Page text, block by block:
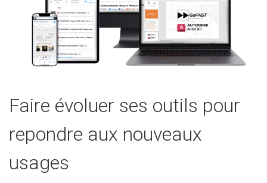
Faire évoluer ses outils pour
repondre aux nouveaux
usages